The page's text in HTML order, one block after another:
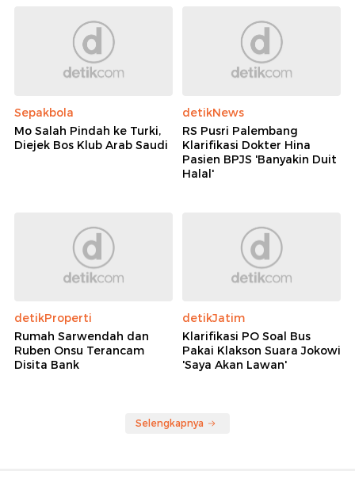
Sepakbola
Mo Salah Pindah ke Turki,
Diejek Bos Klub Arab Saudi
detikNews
RS Pusri Palembang
Klarifikasi Dokter Hina
Pasien BPJS 'Banyakin Duit
Halal'
detikProperti
Rumah Sarwendah dan
Ruben Onsu Terancam
Disita Bank
detikJatim
Klarifikasi PO Soal Bus
Pakai Klakson Suara Jokowi
'Saya Akan Lawan'
Selengkapnya